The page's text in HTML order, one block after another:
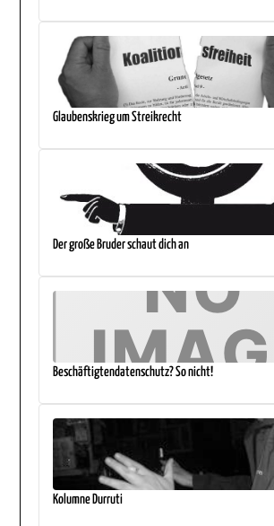
Glaubenskrieg um Streikrecht
Der große Bruder schaut dich an
Beschäftigtendatenschutz? So nicht!
Kolumne Durruti